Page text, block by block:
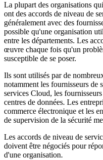
La plupart des organisations
ont des accords de niveau de
généralement avec des
possible qu'une organisation
entre les départements. Les
œuvre chaque fois qu'un
susceptible de se poser.
Ils sont utilisés par de
notamment les fournisseurs de
services Cloud, les
centres de données. Les
commerce électronique et les
de supervision de la sécurité
Les accords de niveau de
doivent être négociés pour
d'une organisation.